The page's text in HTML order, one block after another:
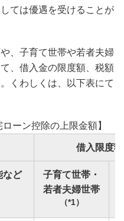
ては優遇を受けることが
、子育て世帯や若者夫婦
、借入金の限度額、税額
くわしくは、以下表にて
ーン控除の上限金額】
借入限度額
など
子育て世帯・
若者夫婦世帯
（*1）